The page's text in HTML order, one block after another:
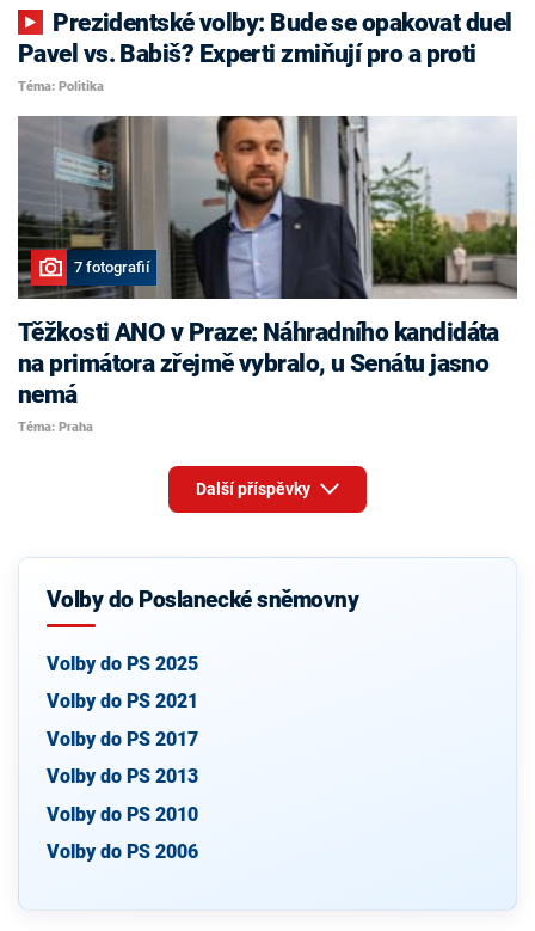
Pavel vs. Babiš? Experti zmiňují pro a proti
Téma: Politika
7 fotografií
Těžkosti ANO v Praze: Náhradního kandidáta
na primátora zřejmě vybralo, u Senátu jasno
nemá
Téma: Praha
Další příspěvky
Volby do Poslanecké sněmovny
Volby do PS 2025
Volby do PS 2021
Volby do PS 2017
Volby do PS 2013
Volby do PS 2010
Volby do PS 2006